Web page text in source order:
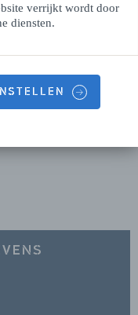
verrijkt wordt door
diensten.